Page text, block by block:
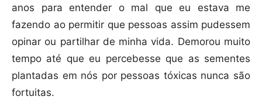
anos para entender o mal que eu estava me
fazendo ao permitir que pessoas assim pudessem
opinar ou partilhar de minha vida. Demorou muito
tempo até que eu percebesse que as sementes
plantadas em nós por pessoas tóxicas nunca são
fortuitas.